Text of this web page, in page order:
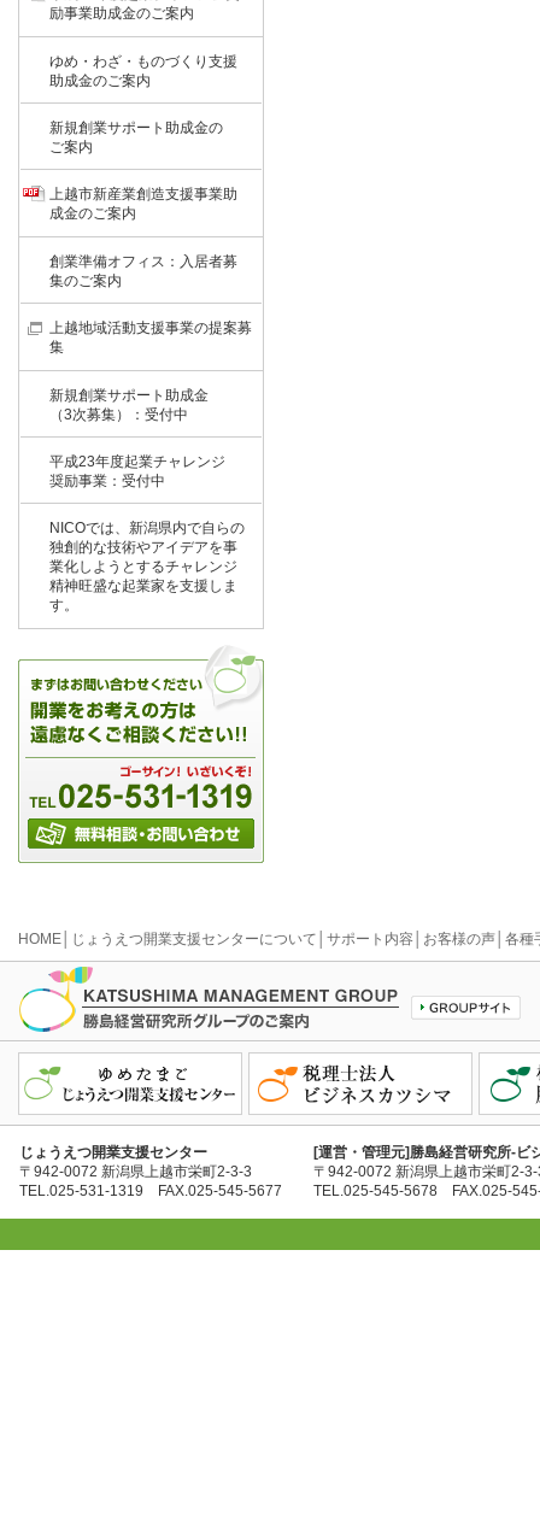
励事業助成金のご案内
ゆめ・わざ・ものづくり支援
助成金のご案内
新規創業サポート助成金の
ご案内
上越市新産業創造支援事業助
成金のご案内
創業準備オフィス：入居者募
集のご案内
上越地域活動支援事業の提案募
集
新規創業サポート助成金
（3次募集）：受付中
平成23年度起業チャレンジ
奨励事業：受付中
NICOでは、新潟県内で自らの
独創的な技術やアイデアを事
業化しようとするチャレンジ
精神旺盛な起業家を支援しま
す。
HOME じょうえつ開業支援センターについて サポート内容 お客様の声 各種
じょうえつ開業支援センター
〒942-0072 新潟県上越市栄町2-3-3
TEL.025-531-1319 FAX.025-545-5677
[運営・管理元]勝島経営研究所-ビ
〒942-0072 新潟県上越市栄町2-
TEL.025-545-5678 FAX.025-